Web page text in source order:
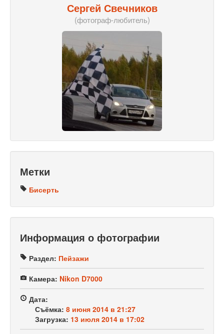
Сергей Свечников
(фотограф-любитель)
Метки
Бисерть
Информация о фотографии
Раздел: Пейзажи
Камера: Nikon D7000
Дата:
Съёмка: 8 июня 2014 в 21:27
Загрузка: 13 июля 2014 в 17:02